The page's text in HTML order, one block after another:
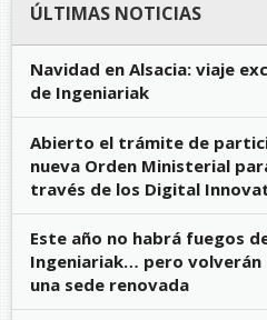
ÚLTIMAS NOTICIAS
Navidad en Alsacia: viaje
de Ingeniariak
Abierto el trámite de
nueva Orden Ministerial
través de los Digital
Este año no habrá fuegos
Ingeniariak… pero volverán
una sede renovada